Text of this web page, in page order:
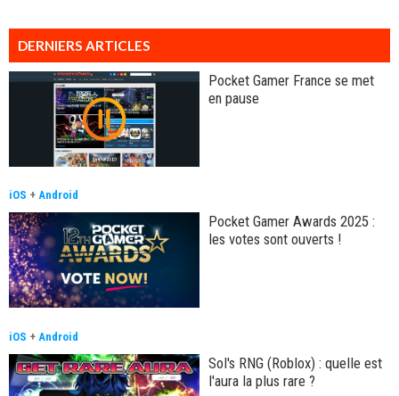
DERNIERS ARTICLES
Pocket Gamer France se met
en pause
iOS + Android
Pocket Gamer Awards 2025 :
les votes sont ouverts !
iOS + Android
Sol's RNG (Roblox) : quelle est
l'aura la plus rare ?